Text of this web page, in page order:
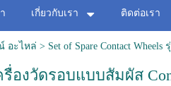
เกี่ยวกับเรา ติดต่อเรา
อะไหล่ > Set of Spare Contact Wheels
งวัดรอบแบบสัมผัส